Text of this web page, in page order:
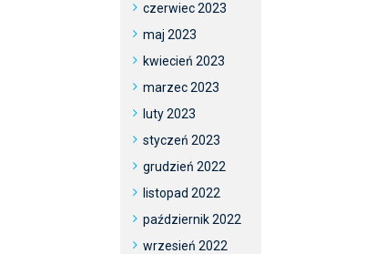
czerwiec 2023
maj 2023
kwiecień 2023
marzec 2023
luty 2023
styczeń 2023
grudzień 2022
listopad 2022
październik 2022
wrzesień 2022